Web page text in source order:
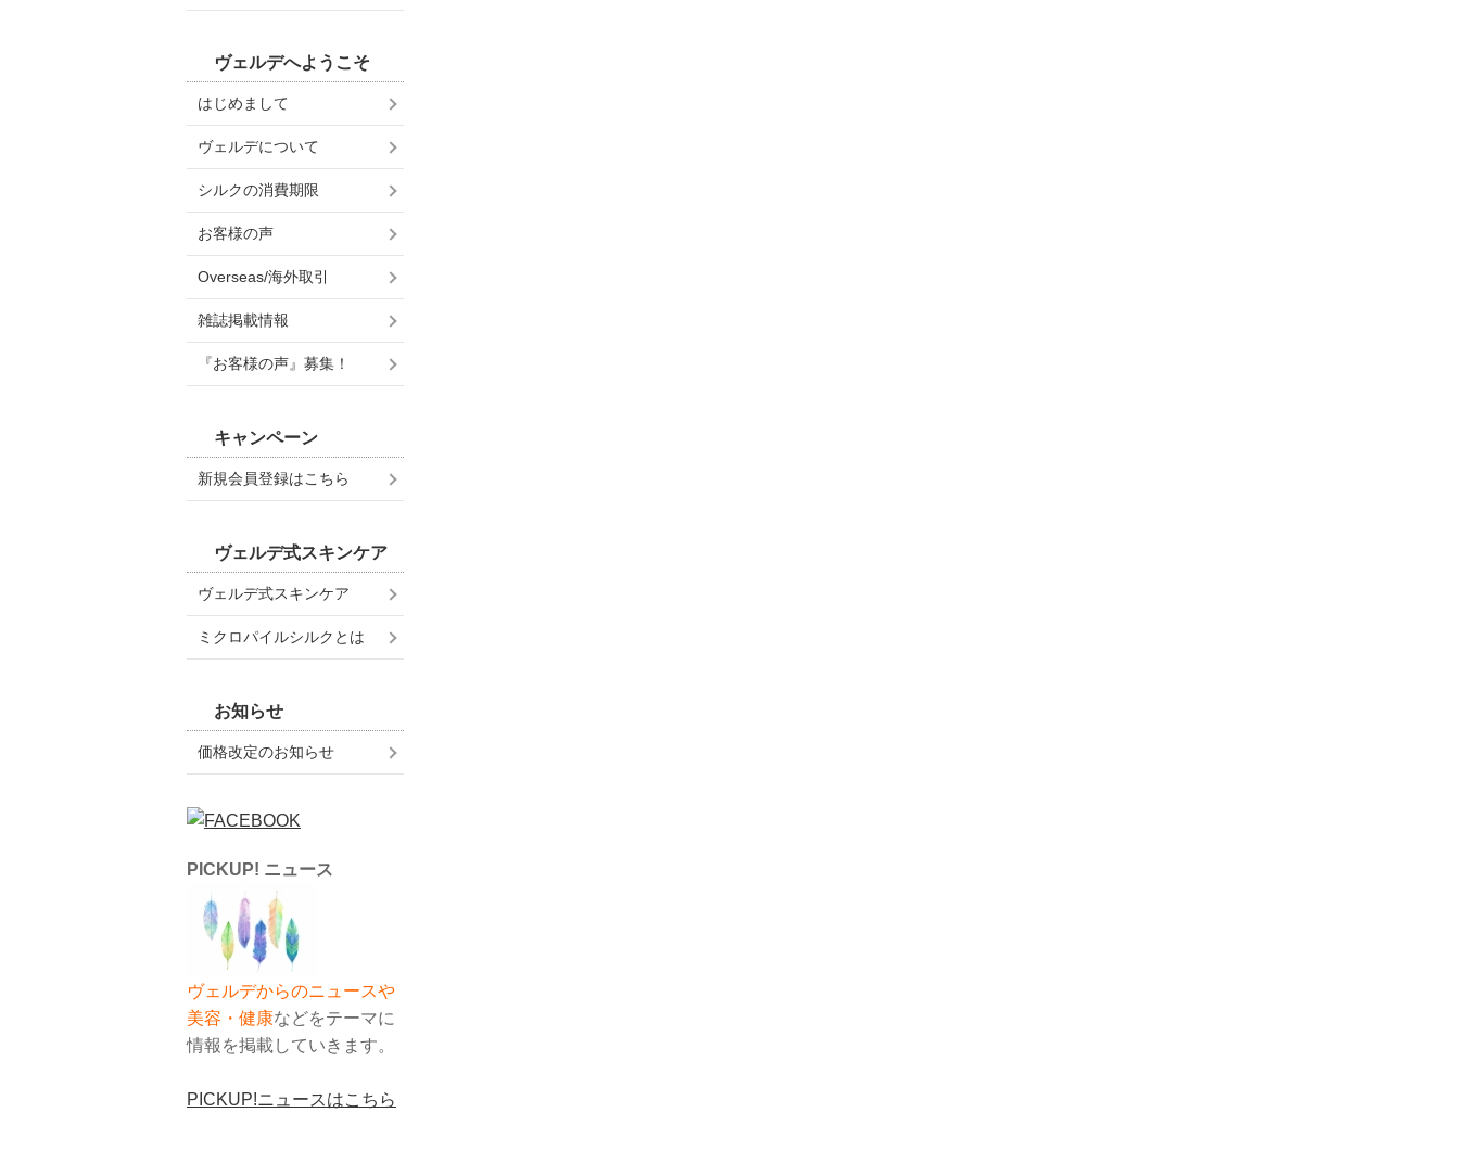
ヴェルデへようこそ
はじめまして
ヴェルデについて
シルクの消費期限
お客様の声
Overseas/海外取引
雑誌掲載情報
『お客様の声』募集！
キャンペーン
新規会員登録はこちら
ヴェルデ式スキンケア
ヴェルデ式スキンケア
ミクロパイルシルクとは
お知らせ
価格改定のお知らせ
PICKUP! ニュース
ヴェルデからのニュースや
美容・健康などをテーマに
情報を掲載していきます。
PICKUP!ニュースはこちら